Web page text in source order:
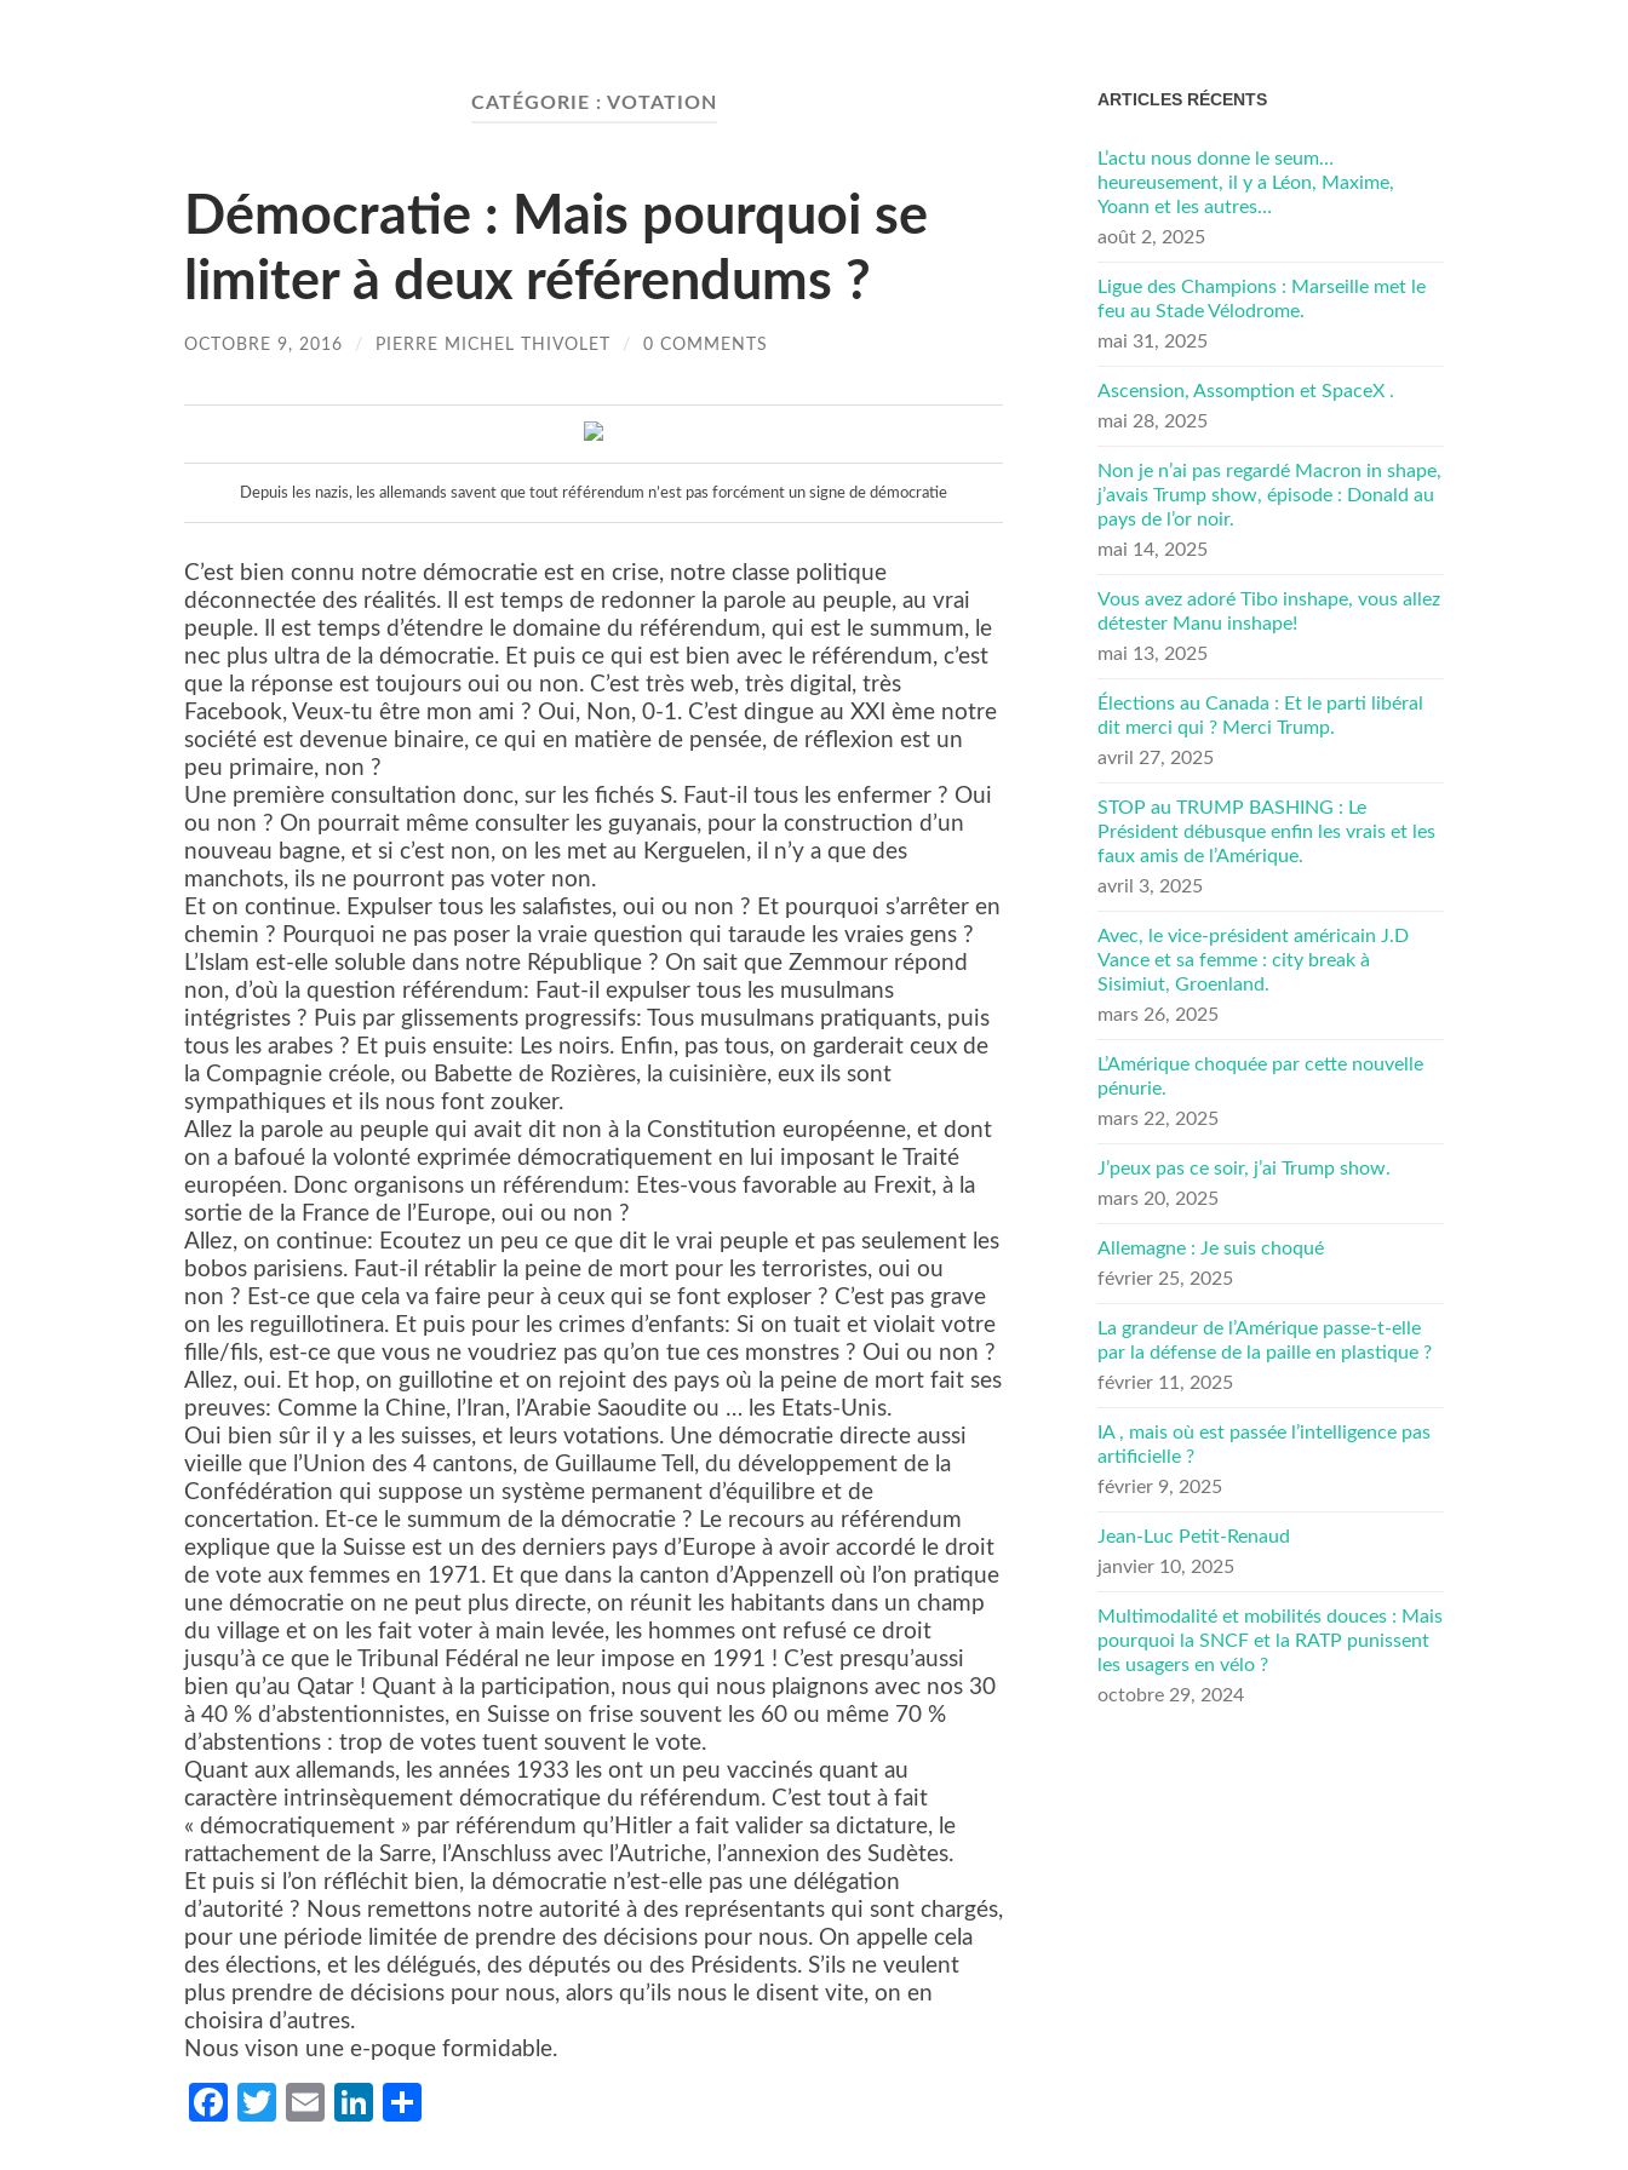
CATÉGORIE : VOTATION
Démocratie : Mais pourquoi se
limiter à deux référendums ?
OCTOBRE 9, 2016 / PIERRE MICHEL THIVOLET / 0 COMMENTS
Depuis les nazis, les allemands savent que tout référendum n’est pas forcément un signe de démocratie
C’est bien connu notre démocratie est en crise, notre classe politique
déconnectée des réalités. Il est temps de redonner la parole au peuple, au vrai
peuple. Il est temps d’étendre le domaine du référendum, qui est le summum, le
nec plus ultra de la démocratie. Et puis ce qui est bien avec le référendum, c’est
que la réponse est toujours oui ou non. C’est très web, très digital, très
Facebook, Veux-tu être mon ami ? Oui, Non, 0-1. C’est dingue au XXI ème notre
société est devenue binaire, ce qui en matière de pensée, de réflexion est un
peu primaire, non ?
Une première consultation donc, sur les fichés S. Faut-il tous les enfermer ? Oui
ou non ? On pourrait même consulter les guyanais, pour la construction d’un
nouveau bagne, et si c’est non, on les met au Kerguelen, il n’y a que des
manchots, ils ne pourront pas voter non.
Et on continue. Expulser tous les salafistes, oui ou non ? Et pourquoi s’arrêter en
chemin ? Pourquoi ne pas poser la vraie question qui taraude les vraies gens ?
L’Islam est-elle soluble dans notre République ? On sait que Zemmour répond
non, d’où la question référendum: Faut-il expulser tous les musulmans
intégristes ? Puis par glissements progressifs: Tous musulmans pratiquants, puis
tous les arabes ? Et puis ensuite: Les noirs. Enfin, pas tous, on garderait ceux de
la Compagnie créole, ou Babette de Rozières, la cuisinière, eux ils sont
sympathiques et ils nous font zouker.
Allez la parole au peuple qui avait dit non à la Constitution européenne, et dont
on a bafoué la volonté exprimée démocratiquement en lui imposant le Traité
européen. Donc organisons un référendum: Etes-vous favorable au Frexit, à la
sortie de la France de l’Europe, oui ou non ?
Allez, on continue: Ecoutez un peu ce que dit le vrai peuple et pas seulement les
bobos parisiens. Faut-il rétablir la peine de mort pour les terroristes, oui ou
non ? Est-ce que cela va faire peur à ceux qui se font exploser ? C’est pas grave
on les reguillotinera. Et puis pour les crimes d’enfants: Si on tuait et violait votre
fille/fils, est-ce que vous ne voudriez pas qu’on tue ces monstres ? Oui ou non ?
Allez, oui. Et hop, on guillotine et on rejoint des pays où la peine de mort fait ses
preuves: Comme la Chine, l’Iran, l’Arabie Saoudite ou … les Etats-Unis.
Oui bien sûr il y a les suisses, et leurs votations. Une démocratie directe aussi
vieille que l’Union des 4 cantons, de Guillaume Tell, du développement de la
Confédération qui suppose un système permanent d’équilibre et de
concertation. Et-ce le summum de la démocratie ? Le recours au référendum
explique que la Suisse est un des derniers pays d’Europe à avoir accordé le droit
de vote aux femmes en 1971. Et que dans la canton d’Appenzell où l’on pratique
une démocratie on ne peut plus directe, on réunit les habitants dans un champ
du village et on les fait voter à main levée, les hommes ont refusé ce droit
jusqu’à ce que le Tribunal Fédéral ne leur impose en 1991 ! C’est presqu’aussi
bien qu’au Qatar ! Quant à la participation, nous qui nous plaignons avec nos 30
à 40 % d’abstentionnistes, en Suisse on frise souvent les 60 ou même 70 %
d’abstentions : trop de votes tuent souvent le vote.
Quant aux allemands, les années 1933 les ont un peu vaccinés quant au
caractère intrinsèquement démocratique du référendum. C’est tout à fait
« démocratiquement » par référendum qu’Hitler a fait valider sa dictature, le
rattachement de la Sarre, l’Anschluss avec l’Autriche, l’annexion des Sudètes.
Et puis si l’on réfléchit bien, la démocratie n’est-elle pas une délégation
d’autorité ? Nous remettons notre autorité à des représentants qui sont chargés,
pour une période limitée de prendre des décisions pour nous. On appelle cela
des élections, et les délégués, des députés ou des Présidents. S’ils ne veulent
plus prendre de décisions pour nous, alors qu’ils nous le disent vite, on en
choisira d’autres.
Nous vison une e-poque formidable.
Facebook
Twitter
EmailLinkedIn
ARTICLES RÉCENTS
L’actu nous donne le seum…
heureusement, il y a Léon, Maxime,
Yoann et les autres…
août 2, 2025
Ligue des Champions : Marseille met le
feu au Stade Vélodrome.
mai 31, 2025
Ascension, Assomption et SpaceX .
mai 28, 2025
Non je n’ai pas regardé Macron in shape,
j’avais Trump show, épisode : Donald au
pays de l’or noir.
mai 14, 2025
Vous avez adoré Tibo inshape, vous allez
détester Manu inshape!
mai 13, 2025
Élections au Canada : Et le parti libéral
dit merci qui ? Merci Trump.
avril 27, 2025
STOP au TRUMP BASHING : Le
Président débusque enfin les vrais et les
faux amis de l’Amérique.
avril 3, 2025
Avec, le vice-président américain J.D
Vance et sa femme : city break à
Sisimiut, Groenland.
mars 26, 2025
L’Amérique choquée par cette nouvelle
pénurie.
mars 22, 2025
J’peux pas ce soir, j’ai Trump show.
mars 20, 2025
Allemagne : Je suis choqué
février 25, 2025
La grandeur de l’Amérique passe-t-elle
par la défense de la paille en plastique ?
février 11, 2025
IA , mais où est passée l’intelligence pas
artificielle ?
février 9, 2025
Jean-Luc Petit-Renaud
janvier 10, 2025
Multimodalité et mobilités douces : Mais
pourquoi la SNCF et la RATP punissent
les usagers en vélo ?
octobre 29, 2024